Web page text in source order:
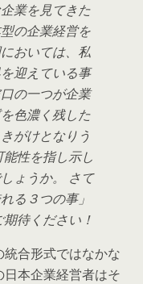
業を見てきた
の企業経営を
おいては、私
迎えている事
の一つが企業
色濃く残した
がけとなりう
性を指し示し
ょうか。 さて
る３つの事」
待ください！
合形式ではなかな
本企業経営者はそ